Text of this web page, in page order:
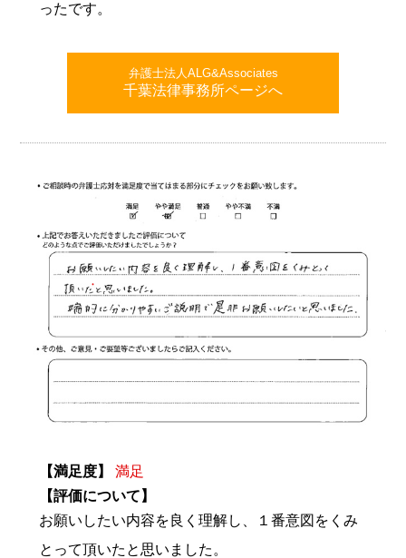
ったです。
弁護士法人ALG&Associates
千葉法律事務所ページへ
【満足度】
満足
【評価について】
お願いしたい内容を良く理解し、１番意図をくみ
とって頂いたと思いました。